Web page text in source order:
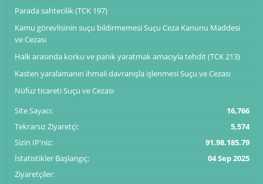
Parada sahtecilik (TCK 197)
Kamu görevlisinin suçu bildirmemesi Suçu Ceza Kanunu Maddesi
ve Cezası
Halk arasında korku ve panik yaratmak amacıyla tehdit (TCK 213)
Kasten yaralamanın ihmali davranışla işlenmesi Suçu ve Cezası
Nüfuz ticareti Suçu ve Cezası
Site Sayacı:
16,766
Tekrarsız Ziyaretçi:
5,574
Sizin IP'niz:
91.98.185.79
İstatistikler Başlangıç:
04 Sep 2025
Ziyaretçiler: